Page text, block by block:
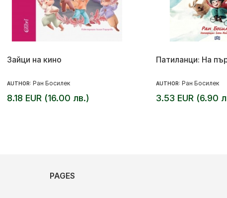
Зайци на кино
AUTHOR: Ран Босилек
8.18 EUR (16.00 лв.)
Патиланци: На
AUTHOR: Ран Босилек
3.53 EUR (6.90
PAGES